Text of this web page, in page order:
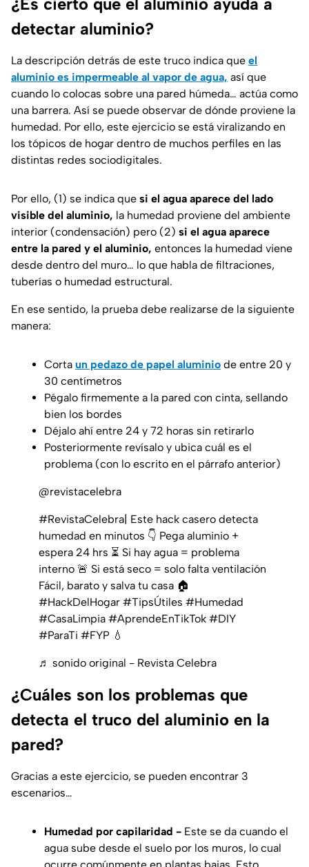
detectar aluminio?
La descripción detrás de este truco indica que el
aluminio es impermeable al vapor de agua, así que
cuando lo colocas sobre una pared húmeda… actúa como
una barrera. Así se puede observar de dónde proviene la
humedad. Por ello, este ejercicio se está viralizando en
los tópicos de hogar dentro de muchos perfiles en las
distintas redes sociodigitales.
Por ello, (1) se indica que si el agua aparece del lado
visible del aluminio, la humedad proviene del ambiente
interior (condensación) pero (2) si el agua aparece
entre la pared y el aluminio, entonces la humedad viene
desde dentro del muro… lo que habla de filtraciones,
tuberías o humedad estructural.
En ese sentido, la prueba debe realizarse de la siguiente
manera:
Corta un pedazo de papel aluminio de entre 20 y
30 centímetros
Pégalo firmemente a la pared con cinta, sellando
bien los bordes
Déjalo ahí entre 24 y 72 horas sin retirarlo
Posteriormente revísalo y ubica cuál es el
problema (con lo escrito en el párrafo anterior)
@revistacelebra
#RevistaCelebra| Este hack casero detecta
humedad en minutos 👇 Pega aluminio +
espera 24 hrs ⏳ Si hay agua = problema
interno 🚨 Si está seco = solo falta ventilación
Fácil, barato y salva tu casa 🏠
#HackDelHogar #TipsÚtiles #Humedad
#CasaLimpia #AprendeEnTikTok #DIY
#ParaTi #FYP 💧
♬ sonido original - Revista Celebra
¿Cuáles son los problemas que
detecta el truco del aluminio en la
pared?
Gracias a este ejercicio, se pueden encontrar 3
escenarios…
Humedad por capilaridad - Este se da cuando el
agua sube desde el suelo por los muros, lo cual
ocurre comúnmente en plantas bajas. Esto